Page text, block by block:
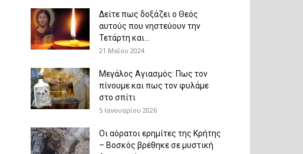
Δείτε πως δοξάζει ο Θεός
αυτούς που νηστεύουν την
Τετάρτη και...
21 Μαΐου 2024
Μεγάλος Αγιασμός: Πως τον
πίνουμε και πως τον φυλάμε
στο σπίτι
5 Ιανουαρίου 2026
Οι αόρατοι ερημίτες της Κρήτης
– Βοσκός βρέθηκε σε μυστική